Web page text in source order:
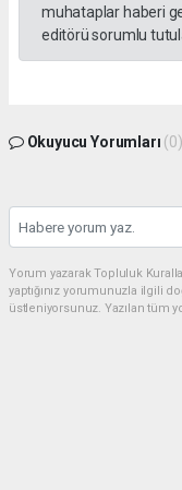
muhataplar haberi
editörü sorumlu
Okuyucu Yorumları (0)
Yorum yazarak Topluluk
yaptığınız yorumunuzla ilgili
üstleniyorsunuz. Yazılan tüm